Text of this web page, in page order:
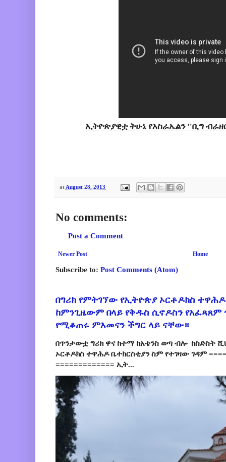
ኢትዮጵያዊቷ ትሁኔ የእስራኤልን ''ቢግ
at August 28, 2013
No comments:
Post a Comment
Newer Post Home
Subscribe to: Post Comments (Atom)
በግሪክ የምትገኘው የኢትዮጵያ ኦርቶዶክስ
ከምንጊዜውም በላይ የቅዱስ ሲኖዶስን የአፈጻጸም
የሚቆጠሩ ምእመናን ችግር ላይ ናቸው።
በጥንታውቷ ግሪክ ዋና ከተማ ከአቴንስ ወጣ ብሎ ከስድስት
ኦርቶዶክስ ተዋሕዶ ቤተክርስቲያን ስም የተገዛው ገዳም
============= ኢት...